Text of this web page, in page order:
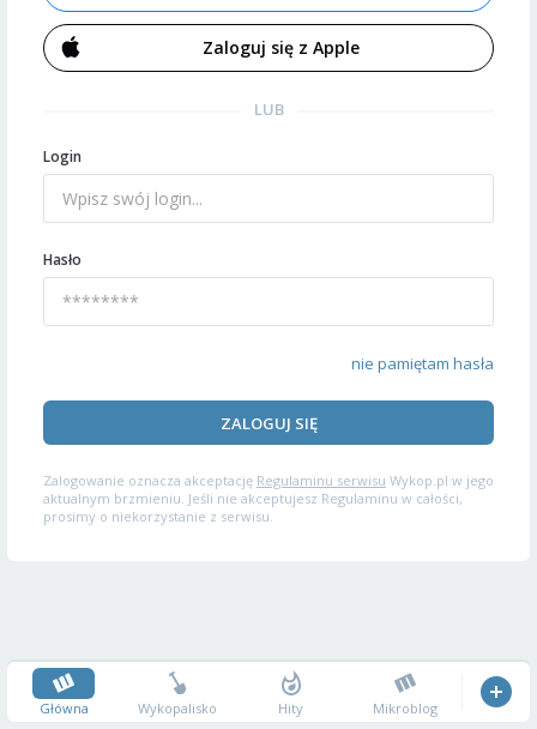
Zaloguj się z Apple
LUB
Login
Hasło
nie pamiętam hasła
ZALOGUJ SIĘ
Zalogowanie oznacza akceptację Regulaminu serwisu Wykop.pl w jego
aktualnym brzmieniu. Jeśli nie akceptujesz Regulaminu w całości,
prosimy o niekorzystanie z serwisu.
Główna Wykopalisko Hity Mikroblog